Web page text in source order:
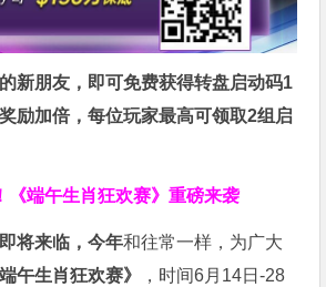
新朋友，即可免费获得转盘启动码1
励加倍，每位玩家最高可领取2组启
《端午生肖狂欢赛》重磅来袭
将来临，今年和往常一样，为广大
端午生肖狂欢赛》
，时间6月14日-28